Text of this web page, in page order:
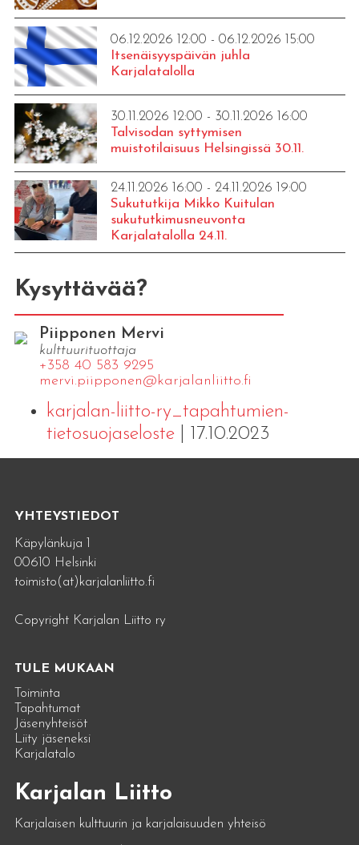
06.12.2026 12:00 - 06.12.2026 15:00
Itsenäisyyspäivän juhla
Karjalatalolla
30.11.2026 12:00 - 30.11.2026 16:00
Talvisodan syttymisen
muistotilaisuus Helsingissä 30.11.
24.11.2026 16:00 - 24.11.2026 19:00
Sukututkija Mikko Kuitulan
sukututkimusneuvonta
Karjalatalolla 24.11.
Kysyttävää?
Piipponen Mervi
kulttuurituottaja
+358 40 583 9295
mervi.​piipponen@​kar​jala​nlii​tto.​fi
karjalan-liitto-ry_tapahtumien-
tietosuojaseloste| 17.10.2023
YHTEYSTIEDOT
Käpylänkuja 1
00610 Helsinki
toimisto(at)karjalanliitto.fi
Copyright Karjalan Liitto ry
TULE MUKAAN
Toiminta
Tapahtumat
Jäsenyhteisöt
Liity jäseneksi
Karjalatalo
Karjalan Liitto
Karjalaisen kulttuurin ja karjalaisuuden yhteisö